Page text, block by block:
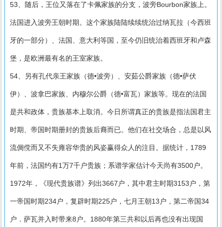
53、随后，王位又落在了卡佩家族的分支，波旁Bourbon家族上。
法国进入波旁王朝时期。这个家族陆陆续续统治过纳瓦拉（今西班
牙的一部分）、法国、意大利等国，至今仍旧统治着西班牙和卢森
堡，是欧洲最有名的王室家族。
54、另有孔代亲王家族（德•波旁）、安茹公爵家族（德•萨伏
伊）、波拿巴家族、内穆尔公爵（德•富瓦）家族等。现在的法国
是共和政体，贵族基本上取消。今日所谓真正的贵族是指法国君主
时期、帝国时期册封的贵族后裔而已。他们在社交场合，总是以风
流倜傥而又不失雍容华贵的风姿赢得众人的注目。据统计，1789
年前，法国约有1万7千户贵族；系谱学家估计今天尚有3500户。
1972年，《现代贵族谱》列出3667户，其中君主时期3153户，第
一帝国时期234户，复辟时期225户，七月王朝13户，第二帝国34
户．萨瓦并入时带来8户。1880年第三共和以后再也没有出现国